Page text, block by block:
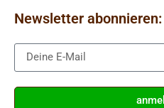
Newsletter abonnieren: